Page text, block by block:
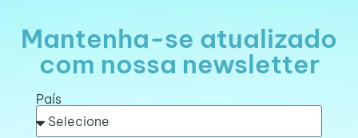
Mantenha-se atualizado
com nossa newsletter
País